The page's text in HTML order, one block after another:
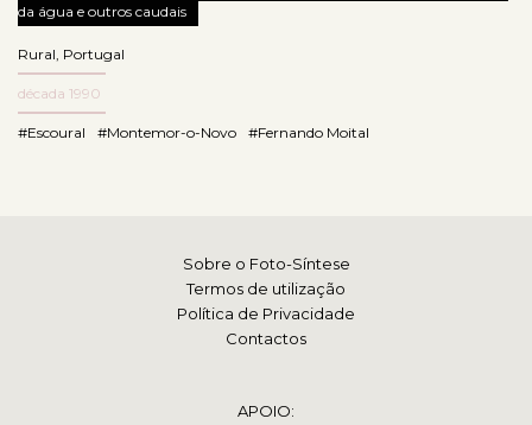
da água e outros caudais
Rural Portugal
década 1990
#Escoural #Montemor-o-Novo #Fernando Moital
Sobre o Foto-Síntese
Termos de utilização
Política de Privacidade
Contactos
APOIO: